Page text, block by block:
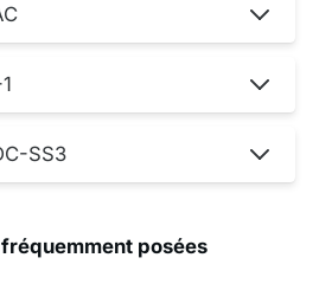
SS3
posées